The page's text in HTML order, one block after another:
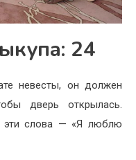
24
невесты, он должен
дверь открылась.
эти слова — «Я люблю